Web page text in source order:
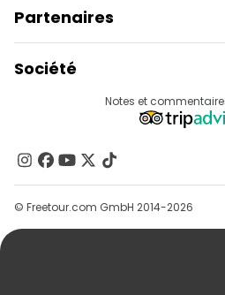
Partenaires
Connexion Du Fournisseur
Programme D’affiliation
Société
Contactez-Nous
Groupes
Aide
Notes et
© Freetour.com GmbH 2014-2026